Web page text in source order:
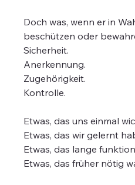
Doch was, wenn er in
beschützen oder
Sicherheit.
Anerkennung.
Zugehörigkeit.
Kontrolle.
Etwas, das uns einmal
Etwas, das wir gelernt
Etwas, das lange
Etwas, das früher nötig